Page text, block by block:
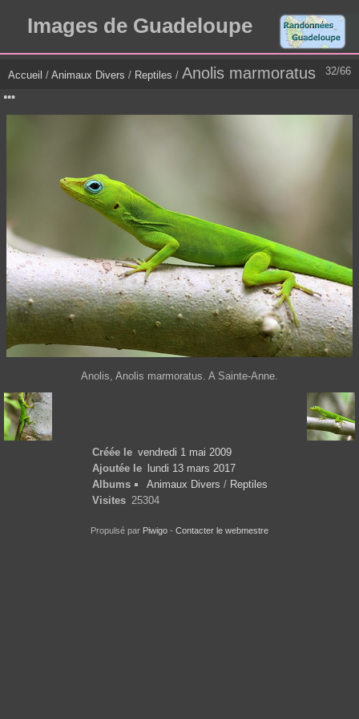
Images de Guadeloupe
32/66
Accueil / Animaux Divers / Reptiles / Anolis marmoratus
Anolis, Anolis marmoratus. A Sainte-Anne.
Créée le vendredi 1 mai 2009
Ajoutée le
lundi 13 mars 2017
Albums
Animaux Divers / Reptiles
Visites 25304
Propulsé par Piwigo - Contacter le webmestre